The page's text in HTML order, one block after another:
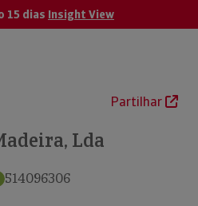
15 dias Insight View
Partilhar
Lda
514096306